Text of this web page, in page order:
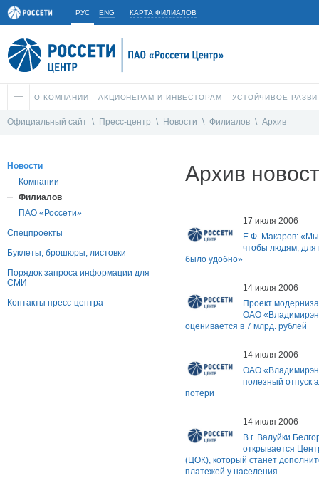
РУС ENG КАРТА ФИЛИАЛОВ
О КОМПАНИИ АКЦИОНЕРАМ И ИНВЕСТОРАМ УСТОЙЧИВОЕ
Официальный сайт \ Пресс-центр \ Новости \ Филиалов \ Архив
Новости
Компании
Филиалов
ПАО «Россети»
Спецпроекты
Буклеты, брошюры, листовки
Порядок запроса информации для
СМИ
Контакты пресс-центра
Архив
17 июля 2006
Е.Ф. Макаров: «Мы
чтобы людям, для
было удобно»
14 июля 2006
Проект
ОАО
оценивается в 7 млрд. рублей
14 июля 2006
ОАО
полезный отпуск
потери
14 июля 2006
В г. Валуйки
открывается
(ЦОК), который станет
платежей у населения